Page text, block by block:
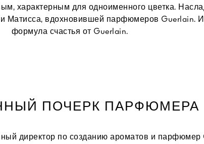
характерным для одноименного цветка.
Матисса, вдохновившей парфюмеров Guerlain.
формула счастья от Guerlain.
ПОЧЕРК ПАРФЮМЕРА
директор по созданию ароматов и парфюмер